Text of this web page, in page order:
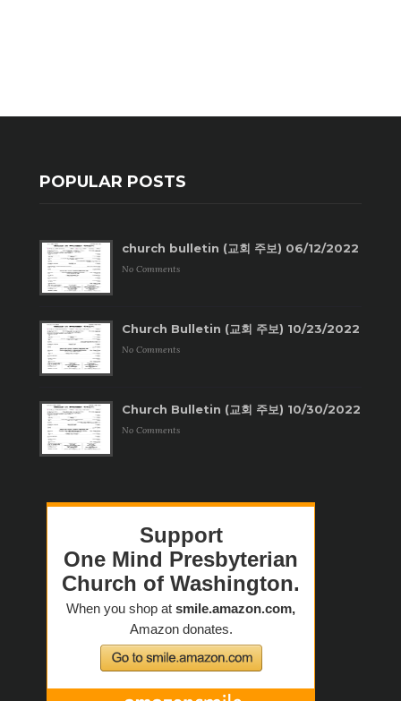
POPULAR POSTS
church bulletin (교회 주보) 06/12/2022
No Comments
Church Bulletin (교회 주보) 10/23/2022
No Comments
Church Bulletin (교회 주보) 10/30/2022
No Comments